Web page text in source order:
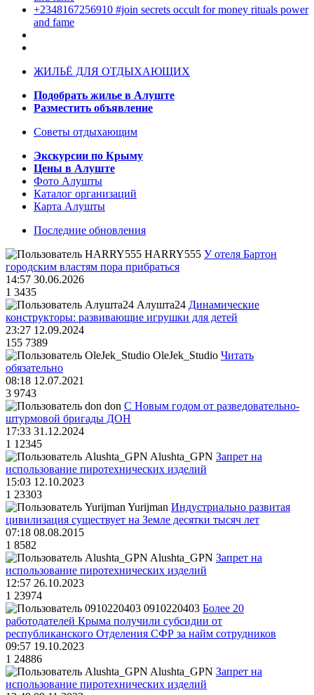
+2348167256910 #join secrets occult for money rituals power
and fame
ЖИЛЬЁ ДЛЯ ОТДЫХАЮЩИХ
Подобрать жилье в Алуште
Разместить объявление
Советы отдыхающим
Экскурсии по Крыму
Цены в Алуште
Фото Алушты
Каталог организаций
Карта Алушты
Последние обновления
HARRY555 У отеля Бартон
городским властям пора прибраться
14:57 30.06.2026
1 3435
Алушта24 Динамические
конструкторы: развивающие игрушки для детей
23:27 12.09.2024
155 7389
OleJek_Studio Читать
обязательно
08:18 12.07.2021
3 9743
don С Новым годом от разведовательно-
штурмовой бригады ДОН
17:33 31.12.2024
1 12345
Alushta_GPN Запрет на
использование пиротехнических изделий
15:03 12.10.2023
1 23303
Yurijman Индустриально развитая
цивилизация существует на Земле десятки тысяч лет
07:18 08.08.2015
1 8582
Alushta_GPN Запрет на
использование пиротехнических изделий
12:57 26.10.2023
1 23974
0910220403 Более 20
работодателей Крыма получили субсидии от
республиканского Отделения СФР за найм сотрудников
09:57 19.10.2023
1 24886
Alushta_GPN Запрет на
использование пиротехнических изделий